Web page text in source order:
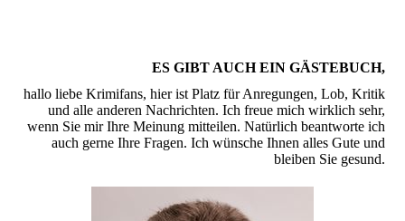
ES GIBT AUCH EIN GÄSTEBUCH,
hallo liebe Krimifans, hier ist Platz für Anregungen, Lob, Kritik
und alle anderen Nachrichten. Ich freue mich wirklich sehr,
wenn Sie mir Ihre Meinung mitteilen. Natürlich beantworte ich
auch gerne Ihre Fragen. Ich wünsche Ihnen alles Gute und
bleiben Sie gesund.